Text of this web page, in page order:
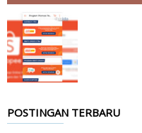
POSTINGAN TERBARU